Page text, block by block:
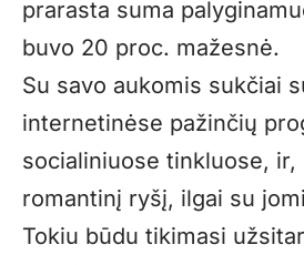
prarasta suma
buvo 20 proc. mažesnė.
Su savo aukomis sukčiai
internetinėse pažinčių
socialiniuose tinkluose, ir,
romantinį ryšį, ilgai su
Tokiu būdu tikimasi